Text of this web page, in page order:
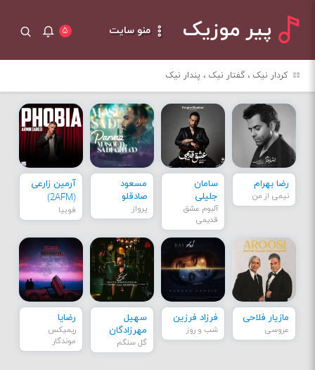
پیر موزیک منو سایت ۵
کردار نیک ، گفتار نیک ، پندار نیک
رضا بهرام
نیمی از من
سامان
جلیلی
آلبوم عشق
قدیمی
مسعود
صادقلو
پرواز
آرمین زارعی
(2AFM)
فوبیا
مازیار فلاحی
عروسی
فرزاد فرزین
شب و روز
سهیل
مهرزادگان
گل سنگم
رضایا
ریمیکس
موندگار